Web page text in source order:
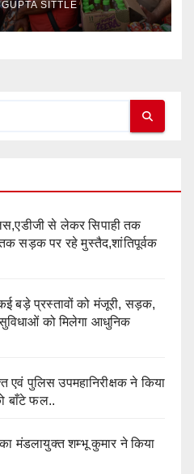
SITTLE
से लेकर सिपाही तक
सड़क पर रहे मुस्तैद,शांतिपूर्वक
बड़े प्रस्तावों को मंजूरी, सड़क,
को मिलेगा आधुनिक
एवं पुलिस उपमहानिरीक्षक ने किया
बाँटे फल..
का मंडलायुक्त शम्भू कुमार ने किया